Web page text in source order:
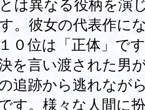
は異なる役柄を演
。彼女の代表作に
０位は「正体」で
を言い渡された男
追跡から逃れなが
す。様々な人間に